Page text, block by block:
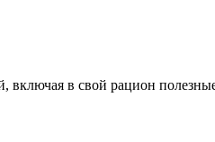
включая в свой рацион